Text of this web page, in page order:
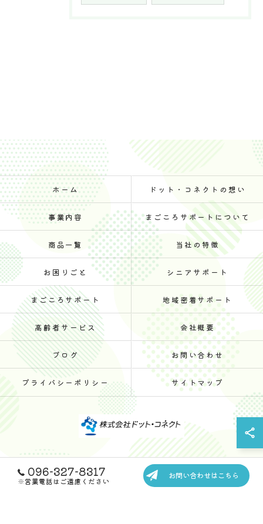
096-327-8317
※営業電話はご遠慮ください
お問い合わせはこちら
ホーム ドット・コネクトの想い
事業内容 まごころサポートについて
商品一覧 当社の特徴
お困りごと シニアサポート
まごころサポート 地域密着サポート
高齢者サービス 会社概要
ブログ お問い合わせ
プライバシーポリシー サイトマップ
© 2026 熊本の生活支援なら株式会社ドット・コネクト ALL RIGHTS
RESERVED.